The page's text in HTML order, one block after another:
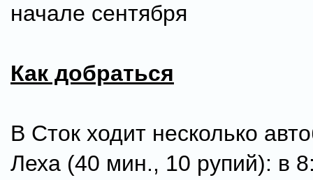
начале сентября
Как добраться
В Сток ходит несколько
Леха (40 мин., 10 рупий): в